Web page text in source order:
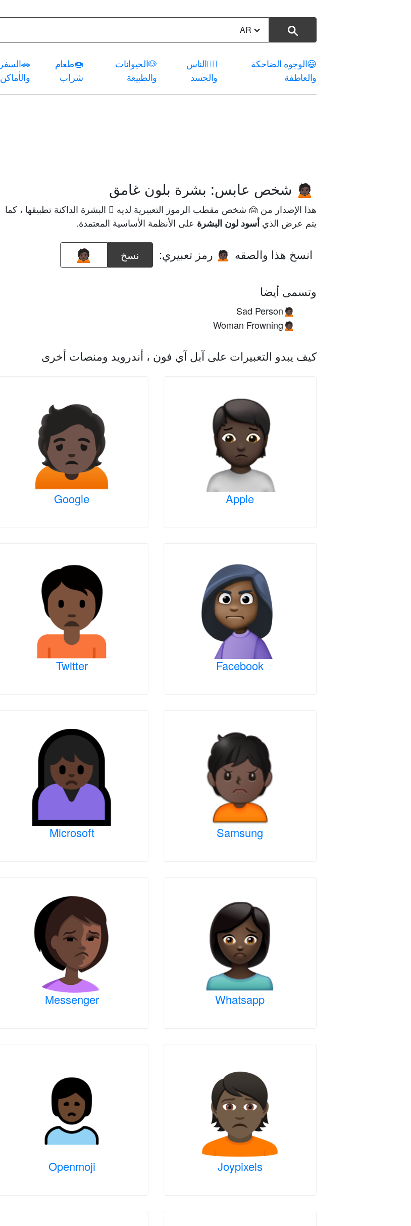
AR
😃الوجوه الضاحكة
والعاطفة
🤦‍♀️الناس
والجسد
🐶الحيوانات
والطبيعة
🍩طعام
شراب
🚗السفر
والأماكن
🙍🏿 شخص عابس: بشرة بلون غامق
هذا الإصدار من 🙍 شخص مقطب الرموز التعبيرية لديه 🏿 البشرة الداكنة تطبيقها ، كما
يتم عرض الذي أسود لون البشرة على الأنظمة الأساسية المعتمدة.
انسخ هذا والصقه 🙍🏿 رمز تعبيري: نسخ
وتسمى أيضا
🙍🏿
Sad Person
🙍🏿
Woman Frowning
كيف يبدو التعبيرات على آبل آي فون ، أندرويد ومنصات أخرى
Apple
Google
Facebook
Twitter
Samsung
Microsoft
Whatsapp
Messenger
Joypixels
Openmoji